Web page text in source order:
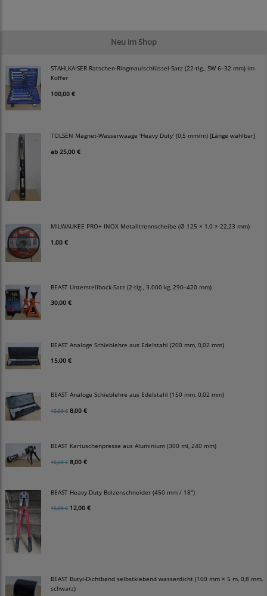
Neu im Shop
STAHLKAISER Ratschen-Ringmaulschlüssel-Satz (22-tlg., SW 6–32 mm) im
Koffer
100,00 €
TOLSEN Magnet-Wasserwaage 'Heavy Duty' (0,5 mm/m) [Länge wählbar]
ab 25,00 €
MILWAUKEE PRO+ INOX Metalltrennscheibe (Ø 125 × 1,0 × 22,23 mm)
1,00 €
BEAST Unterstellbock-Satz (2-tlg., 3.000 kg, 290–420 mm)
30,00 €
BEAST Analoge Schieblehre aus Edelstahl (200 mm, 0,02 mm)
15,00 €
BEAST Analoge Schieblehre aus Edelstahl (150 mm, 0,02 mm)
10,00 € 8,00 €
BEAST Kartuschenpresse aus Aluminium (300 ml, 240 mm)
10,00 € 8,00 €
BEAST Heavy-Duty Bolzenschneider (450 mm / 18")
15,00 € 12,00 €
BEAST Butyl-Dichtband selbstklebend wasserdicht (100 mm × 5 m, 0,8 mm,
schwarz)